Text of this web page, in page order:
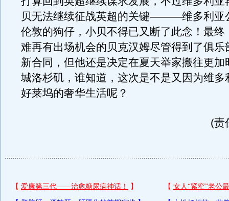
贝无法继续征战英超的关键———维多利亚
伦敦的狗仔，小贝不得已又断了此念！最终
难再有出场机会的贝克汉姆尽管得到了俱乐
新合同，但他还是决定在夏天举家搬往更加
城洛杉矶，谁知道，这次是不是又因为维多
好莱坞的奢华生活呢？
(责